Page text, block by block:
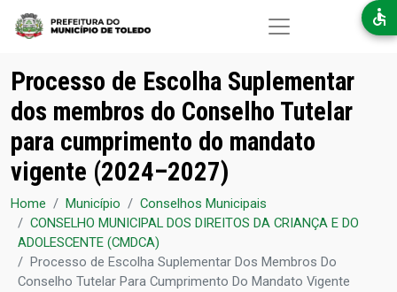
Pular para o conteúdo principal
Processo de Escolha Suplementar
dos membros do Conselho Tutelar
para cumprimento do mandato
vigente (2024–2027)
Home Município
Conselhos Municipais
CONSELHO MUNICIPAL DOS DIREITOS DA CRIANÇA E DO
ADOLESCENTE (CMDCA)
Processo de Escolha Suplementar Dos Membros Do
Conselho Tutelar Para Cumprimento Do Mandato Vigente